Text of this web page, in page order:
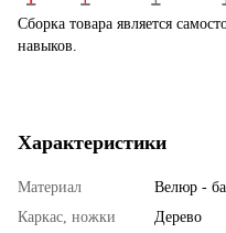
Сборка товара является
навыков.
Характеристики
Материал
Велюр -
Каркас, ножки
Дерево